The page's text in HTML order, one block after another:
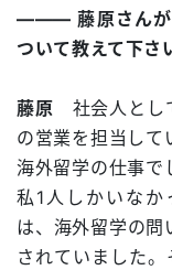
――― 藤原さんが
ついて教えて下さ
藤原 社会人とし
の営業を担当して
海外留学の仕事で
私1人しかいな
は、海外留学の問
されていました